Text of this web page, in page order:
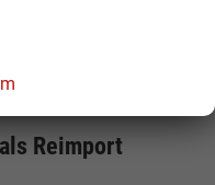
Notbremsfunktion
Reimport